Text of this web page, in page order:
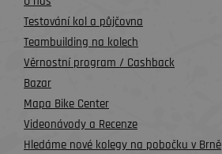
Testování kol a půjčovna
Teambuilding na kolech
Věrnostní program / Cashback
Bazar
Mapa Bike Center
Videonávody a Recenze
Hledáme nové kolegy na pobočku v Brně